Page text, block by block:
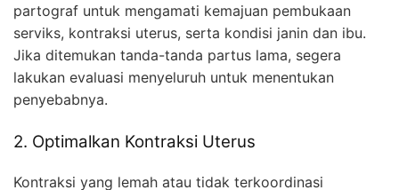
partograf untuk mengamati kemajuan pembukaan
serviks, kontraksi uterus, serta kondisi janin dan ibu.
Jika ditemukan tanda-tanda partus lama, segera
lakukan evaluasi menyeluruh untuk menentukan
penyebabnya.
2. Optimalkan Kontraksi Uterus
Kontraksi yang lemah atau tidak terkoordinasi